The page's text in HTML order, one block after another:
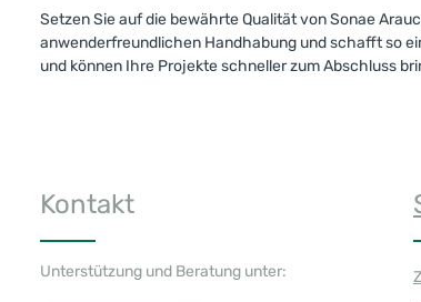
Setzen Sie auf die bewährte Qualität von Sonae
anwenderfreundlichen Handhabung und schafft so
und können Ihre Projekte schneller zum Abschluss
Kontakt
Unterstützung und Beratung unter: